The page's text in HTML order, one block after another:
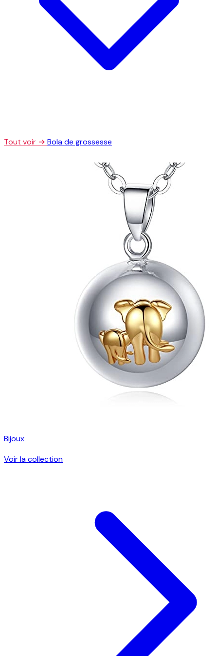
Tout voir → Bola de grossesse
Bijoux
Voir la collection